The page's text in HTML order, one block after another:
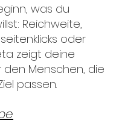
was du
Reichweite,
oder
zeigt deine
den Menschen, die
passen.